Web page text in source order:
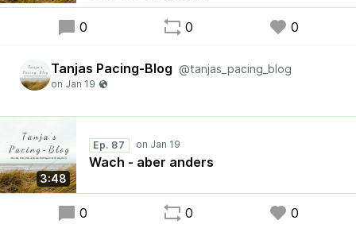
0 0 0
Tanjas Pacing-Blog @tanjas_pacing_blog
3:48
Ep. 87
Wach - aber anders
0 0 0